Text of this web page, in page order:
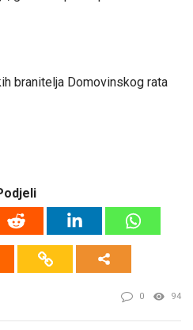
branitelja Domovinskog rata
0 94